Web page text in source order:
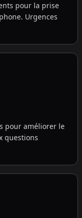
pour la prise
Urgences
pour améliorer le
questions